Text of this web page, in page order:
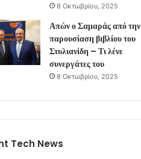
8 Οκτωβρίου, 2025
Απών ο Σαμαράς από την
παρουσίαση βιβλίου του
Στυλιανίδη – Τι λένε
συνεργάτες του
8 Οκτωβρίου, 2025
Tech News